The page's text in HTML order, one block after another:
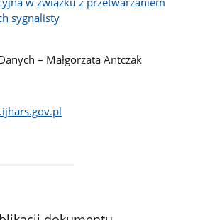
sygnalisty
– Małgorzata Antczak